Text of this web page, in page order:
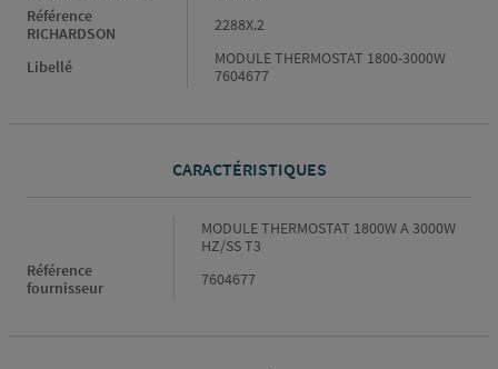
Référence
RICHARDSON
2288X.2
Libellé
MODULE THERMOSTAT 1800-3000W
7604677
CARACTÉRISTIQUES
MODULE THERMOSTAT 1800W A 3000W
HZ/SS T3
Référence
fournisseur
7604677